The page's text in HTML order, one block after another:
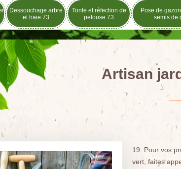
Dessouchage arbre
et haie 73
Tonte et réfection de
pelouse 73
Pose de
semis de
Artisan
19. Pour vos
vert, faites